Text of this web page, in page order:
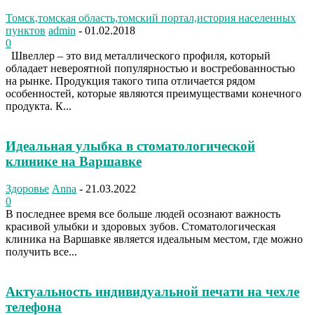
Томск,томская область,томский портал,история населенных
пунктов admin - 01.02.2018
0
Швеллер – это вид металлического профиля, который
обладает невероятной популярностью и востребованностью
на рынке. Продукция такого типа отличается рядом
особенностей, которые являются преимуществами конечного
продукта. К...
Идеальная улыбка в стоматологической
клинике на Варшавке
Здоровье Anna - 21.03.2022
0
В последнее время все больше людей осознают важность
красивой улыбки и здоровых зубов. Стоматологическая
клиника на Варшавке является идеальным местом, где можно
получить все...
Актуальность индивидуальной печати на чехле
телефона